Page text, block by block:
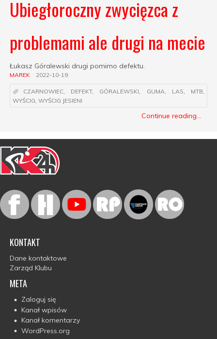
Ubiegłoroczny zwycięzca z
problemami ale drugi na mecie
Łukasz Góralewski drugi pomimo defektu.
MAREK 2022-10-19
CZARNOWIEC, DEFEKT, GÓRALEWSKI, GUMA, LAS, MTB,
WYŚCIG, WYŚCIG JESIENI
Continue reading...
KONTAKT
Dane kontaktowe
Zarząd Klubu
META
Zaloguj się
Kanał wpisów
Kanał komentarzy
WordPress.org